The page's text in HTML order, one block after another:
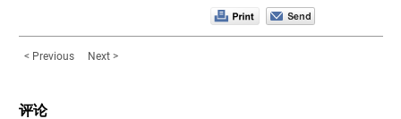
< Previous Next >
评论